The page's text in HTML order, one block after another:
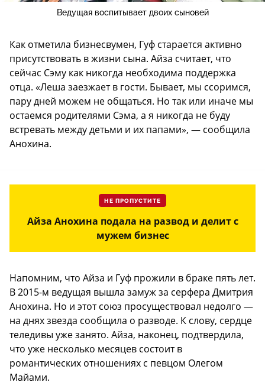
Ведущая воспитывает двоих сыновей
Как отметила бизнесвумен, Гуф старается активно
присутствовать в жизни сына. Айза считает, что
сейчас Сэму как никогда необходима поддержка
отца. «Леша заезжает в гости. Бывает, мы ссоримся,
пару дней можем не общаться. Но так или иначе мы
остаемся родителями Сэма, а я никогда не буду
встревать между детьми и их папами», — сообщила
Анохина.
НЕ ПРОПУСТИТЕ
Айза Анохина подала на развод и делит с
мужем бизнес
Напомним, что Айза и Гуф прожили в браке пять лет.
В 2015-м ведущая вышла замуж за серфера Дмитрия
Анохина. Но и этот союз просуществовал недолго —
на днях звезда сообщила о разводе. К слову, сердце
теледивы уже занято. Айза, наконец, подтвердила,
что уже несколько месяцев состоит в
романтических отношениях с певцом Олегом
Майами.